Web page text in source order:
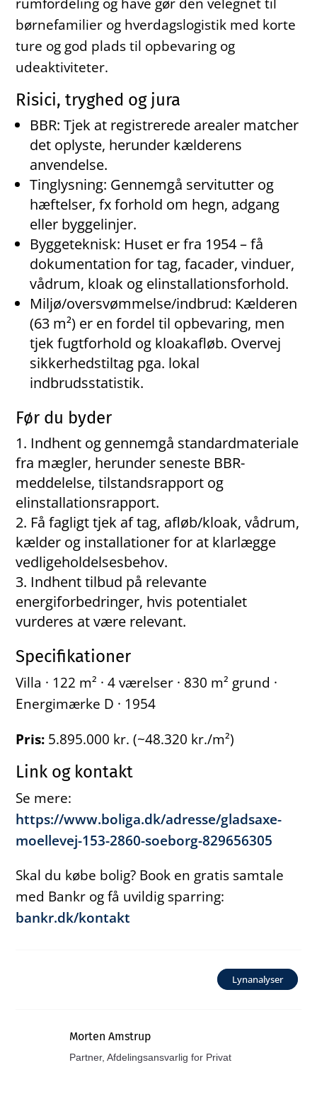
børnefamilier og hverdagslogistik med korte
ture og god plads til opbevaring og
udeaktiviteter.
Risici, tryghed og jura
BBR: Tjek at registrerede arealer matcher
det oplyste, herunder kælderens
anvendelse.
Tinglysning: Gennemgå servitutter og
hæftelser, fx forhold om hegn, adgang
eller byggelinjer.
Byggeteknisk: Huset er fra 1954 – få
dokumentation for tag, facader, vinduer,
vådrum, kloak og elinstallationsforhold.
Miljø/oversvømmelse/indbrud: Kælderen
(63 m²) er en fordel til opbevaring, men
tjek fugtforhold og kloakafløb. Overvej
sikkerhedstiltag pga. lokal
indbrudsstatistik.
Før du byder
Indhent og gennemgå standardmateriale
fra mægler, herunder seneste BBR-
meddelelse, tilstandsrapport og
elinstallationsrapport.
Få fagligt tjek af tag, afløb/kloak, vådrum,
kælder og installationer for at klarlægge
vedligeholdelsesbehov.
Indhent tilbud på relevante
energiforbedringer, hvis potentialet
vurderes at være relevant.
Specifikationer
Villa · 122 m² · 4 værelser · 830 m² grund ·
Energimærke D · 1954
Pris: 5.895.000 kr. (~48.320 kr./m²)
Link og kontakt
Se mere:
https://www.boliga.dk/adresse/gladsaxe-
moellevej-153-2860-soeborg-829656305
Skal du købe bolig? Book en gratis samtale
med Bankr og få uvildig sparring:
bankr.dk/kontakt
Lynanalyser
Morten Amstrup
Partner, Afdelingsansvarlig for Privat